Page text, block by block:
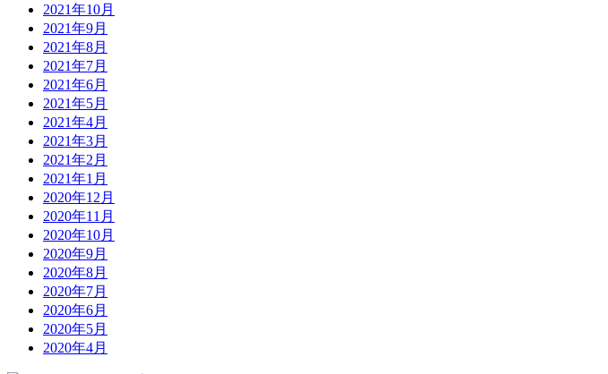
2021年10月
2021年9月
2021年8月
2021年7月
2021年6月
2021年5月
2021年4月
2021年3月
2021年2月
2021年1月
2020年12月
2020年11月
2020年10月
2020年9月
2020年8月
2020年7月
2020年6月
2020年5月
2020年4月